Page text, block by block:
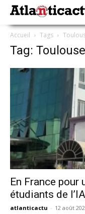
Accueil Tags
Tag: Toulouse
En France pour
étudiants de
atlanticactu - 12 août